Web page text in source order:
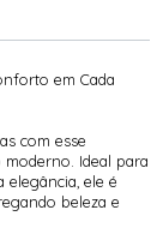
em Cada
com esse
Ideal para
ele é
beleza e